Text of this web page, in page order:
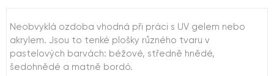
Neobvyklá ozdoba vhodná při práci s UV gelem nebo
akrylem. Jsou to tenké plošky různého tvaru v
pastelových barvách: béžové, středně hnědé,
šedohnědé a matně bordó.